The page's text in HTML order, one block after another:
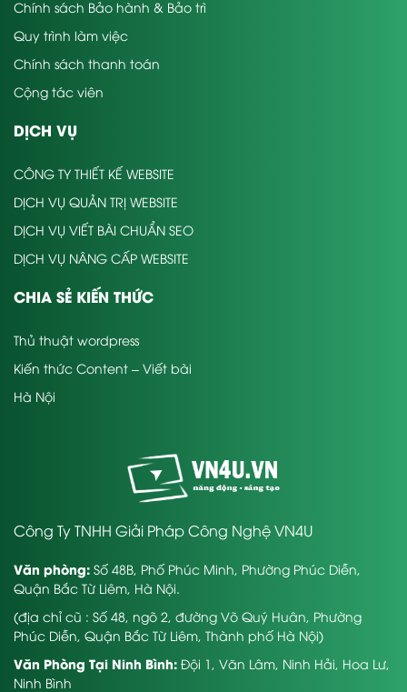
Chính sách Bảo hành & Bảo trì
Quy trình làm việc
Chính sách thanh toán
Cộng tác viên
DỊCH VỤ
CÔNG TY THIẾT KẾ WEBSITE
DỊCH VỤ QUẢN TRỊ WEBSITE
DỊCH VỤ VIẾT BÀI CHUẨN SEO
DỊCH VỤ NÂNG CẤP WEBSITE
CHIA SẺ KIẾN THỨC
Thủ thuật wordpress
Kiến thức Content – Viết bài
Hà Nội
Công Ty TNHH Giải Pháp Công Nghệ VN4U
Văn phòng: Số 48B, Phố Phúc Minh, Phường Phúc Diễn,
Quận Bắc Từ Liêm, Hà Nội.
(địa chỉ cũ : Số 48, ngõ 2, đường Võ Quý Huân, Phường
Phúc Diễn, Quận Bắc Từ Liêm, Thành phố Hà Nội)
Văn Phòng Tại Ninh Bình: Đội 1, Văn Lâm, Ninh Hải, Hoa Lư,
Ninh Bình